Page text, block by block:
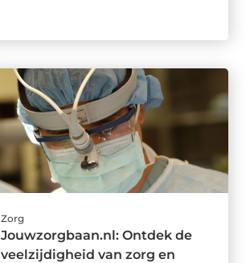
Zorg
Jouwzorgbaan.nl: Ontdek de
veelzijdigheid van zorg en